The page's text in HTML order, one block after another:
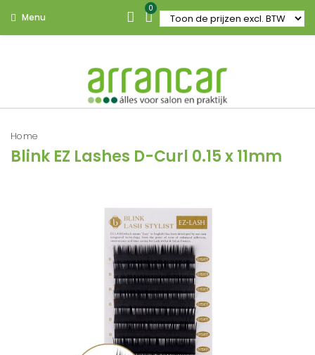
Menu
0
Home
Blink EZ Lashes D-Curl 0.15 x 11mm